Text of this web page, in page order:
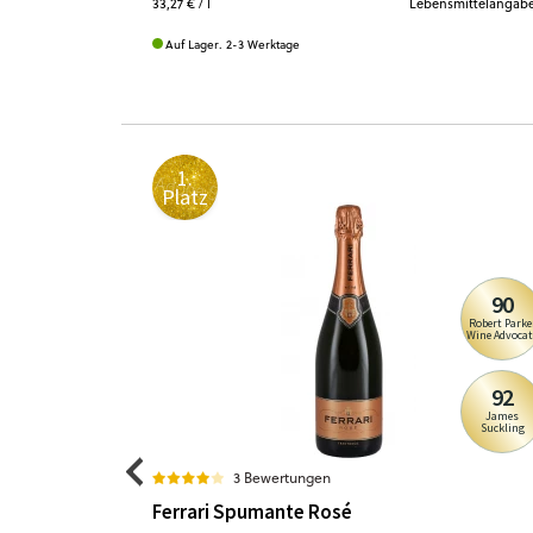
Auf Lager. 2-3 Werktage
1.
Platz
90
Robert
Wine
92
James
Suckling
3 Bewertungen
Ferrari Spumante Rosé